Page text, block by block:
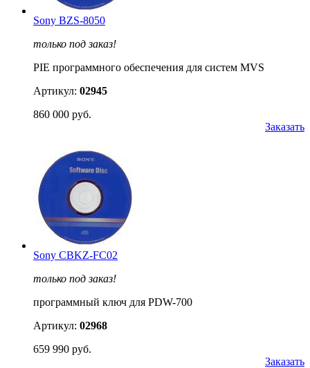
Sony BZS-8050
только под заказ!
PIE программного обеспечения для систем MVS
Артикул: 02945
860 000 руб.
Заказать
Sony CBKZ-FC02
только под заказ!
программный ключ для PDW-700
Артикул: 02968
659 990 руб.
Заказать